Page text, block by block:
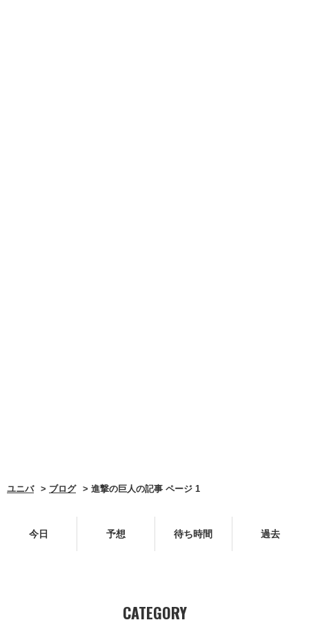
ユニバ ブログ 進撃の巨人の記事 ページ 1
今日 予想 待ち時間 過去
CATEGORY